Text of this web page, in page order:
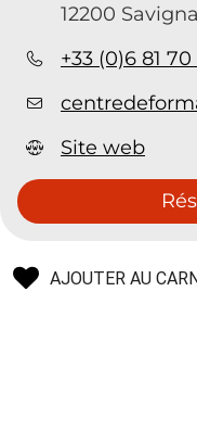
12200
+33 (0)6 81
Site web
AJOUTER AU